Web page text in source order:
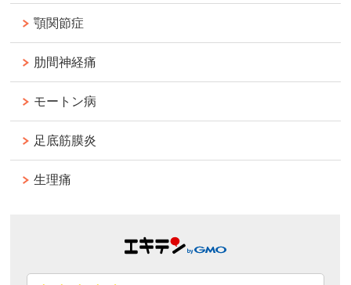
顎関節症
肋間神経痛
モートン病
足底筋膜炎
生理痛